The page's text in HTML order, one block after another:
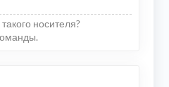
носителя?